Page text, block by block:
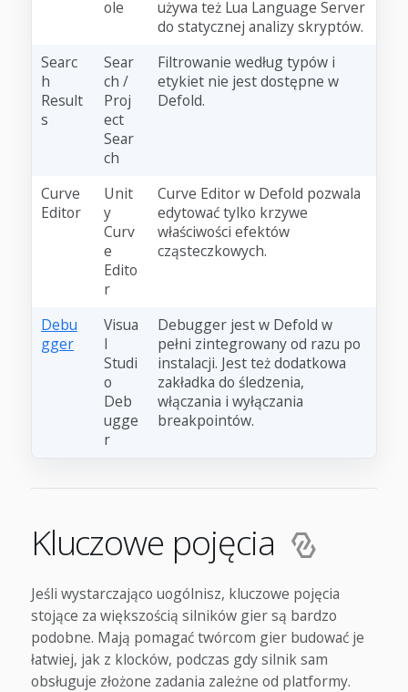
ole
używa też Lua Language Server
do statycznej analizy skryptów.
Searc
h
Result
s
Sear
ch /
Proj
ect
Sear
ch
Filtrowanie według typów i
etykiet nie jest dostępne w
Defold.
Curve
Editor
Unit
y
Curv
e
Edito
r
Curve Editor w Defold pozwala
edytować tylko krzywe
właściwości efektów
cząsteczkowych.
Debu
gger
Visua
l
Studi
o
Deb
ugge
r
Debugger jest w Defold w
pełni zintegrowany od razu po
instalacji. Jest też dodatkowa
zakładka do śledzenia,
włączania i wyłączania
breakpointów.
Kluczowe pojęcia
Jeśli wystarczająco uogólnisz, kluczowe pojęcia
stojące za większością silników gier są bardzo
podobne. Mają pomagać twórcom gier budować je
łatwiej, jak z klocków, podczas gdy silnik sam
obsługuje złożone zadania zależne od platformy.